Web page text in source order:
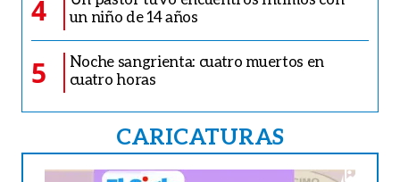
4
un niño de 14 años
5
Noche sangrienta: cuatro muertos en
cuatro horas
CARICATURAS